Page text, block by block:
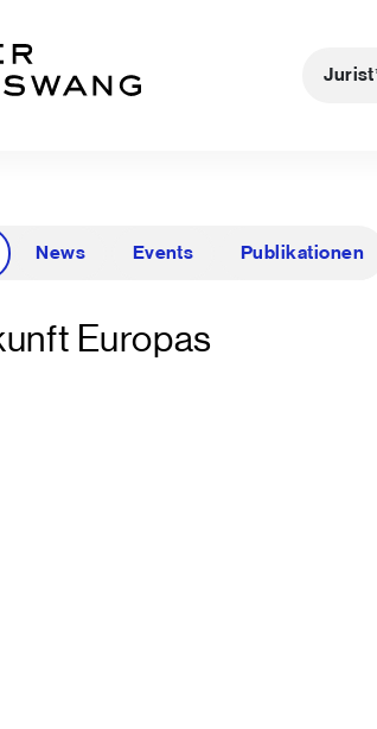
News Events Publikationen
Europas